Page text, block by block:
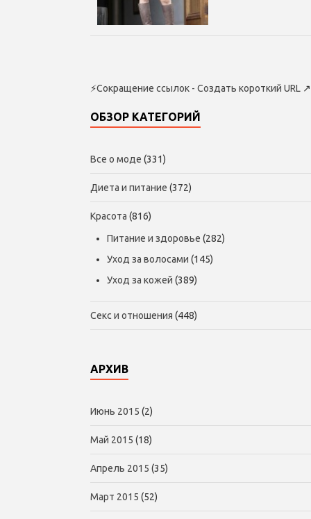
⚡Сокращение ссылок - Создать короткий URL ↗
ОБЗОР КАТЕГОРИЙ
Все о моде (331)
Диета и питание (372)
Красота (816)
Питание и здоровье (282)
Уход за волосами (145)
Уход за кожей (389)
Секс и отношения (448)
АРХИВ
Июнь 2015 (2)
Май 2015 (18)
Апрель 2015 (35)
Март 2015 (52)